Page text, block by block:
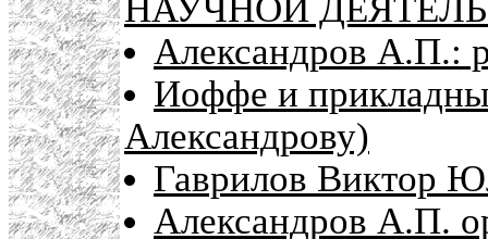
НАУЧНОЙ
Александров А.П.:
Иоффе и
Александрову)
Гаврилов Виктор
Александров А.П.